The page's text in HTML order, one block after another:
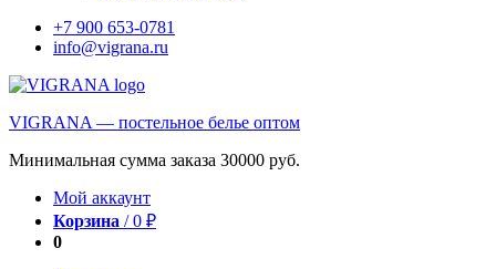
+7 900 653-0781
info@vigrana.ru
VIGRANA — постельное белье оптом
Минимальная сумма заказа 30000 руб.
Мой аккаунт
Корзина /0 ₽
0